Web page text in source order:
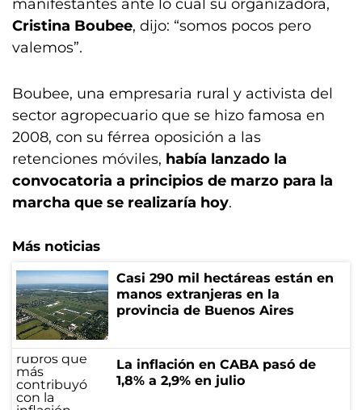
manifestantes ante lo cual su organizadora,
Cristina Boubee, dijo: “somos pocos pero
valemos”.
Boubee, una empresaria rural y activista del
sector agropecuario que se hizo famosa en
2008, con su férrea oposición a las
retenciones móviles, había lanzado la
convocatoria a principios de marzo para la
marcha que se realizaría hoy.
Más noticias
Casi 290 mil hectáreas están en
manos extranjeras en la
provincia de Buenos Aires
La inflación en CABA pasó de
1,8% a 2,9% en julio